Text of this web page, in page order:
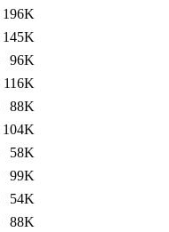
196K
145K
96K
116K
88K
104K
58K
99K
54K
88K